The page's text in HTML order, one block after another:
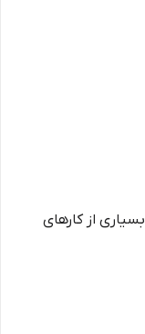
از کارهای